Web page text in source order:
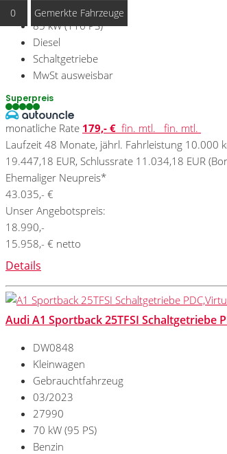
82500
85 kW (116 PS)
Diesel
Schaltgetriebe
MwSt ausweisbar
Superpreis
monatliche Rate 179,- € fin. mtl.
fin. mtl.
Laufzeit 48 Monate, jährl. Fahrleistung 10.000
19.447,18 EUR, Schlussrate 11.034,18 EUR
Ehemaliger Neupreis*
43.035,- €
Unser Angebotspreis:
18.990,-
15.958,- € netto
Details
Audi A1 Sportback 25TFSI Schaltgetriebe
DW0848
Kleinwagen
Gebrauchtfahrzeug
03/2023
27990
70 kW (95 PS)
Benzin
0 Gemerkte Fahrzeuge